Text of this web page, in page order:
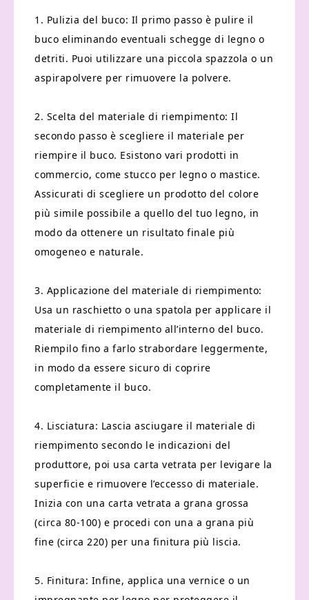
1. Pulizia del buco: Il primo passo è pulire il
buco eliminando eventuali schegge di legno o
detriti. Puoi utilizzare una piccola spazzola o un
aspirapolvere per rimuovere la polvere.
2. Scelta del materiale di riempimento: Il
secondo passo è scegliere il materiale per
riempire il buco. Esistono vari prodotti in
commercio, come stucco per legno o mastice.
Assicurati di scegliere un prodotto del colore
più simile possibile a quello del tuo legno, in
modo da ottenere un risultato finale più
omogeneo e naturale.
3. Applicazione del materiale di riempimento:
Usa un raschietto o una spatola per applicare il
materiale di riempimento all’interno del buco.
Riempilo fino a farlo strabordare leggermente,
in modo da essere sicuro di coprire
completamente il buco.
4. Lisciatura: Lascia asciugare il materiale di
riempimento secondo le indicazioni del
produttore, poi usa carta vetrata per levigare la
superficie e rimuovere l’eccesso di materiale.
Inizia con una carta vetrata a grana grossa
(circa 80-100) e procedi con una a grana più
fine (circa 220) per una finitura più liscia.
5. Finitura: Infine, applica una vernice o un